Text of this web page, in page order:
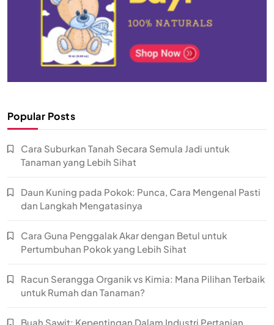
Popular Posts
Cara Suburkan Tanah Secara Semula Jadi untuk
Tanaman yang Lebih Sihat
Daun Kuning pada Pokok: Punca, Cara Mengenal Pasti
dan Langkah Mengatasinya
Cara Guna Penggalak Akar dengan Betul untuk
Pertumbuhan Pokok yang Lebih Sihat
Racun Serangga Organik vs Kimia: Mana Pilihan Terbaik
untuk Rumah dan Tanaman?
Buah Sawit: Kepentingan Dalam Industri Pertanian